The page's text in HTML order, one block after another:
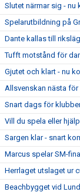
Slutet närmar sig - nu
Spelarutbildning på
Dante kallas till
Tufft motstånd för
Gjutet och klart - nu
Allsvenskan nästa för
Snart dags för
Vill du spela eller
Sargen klar - snart
Marcus spelar SM-
Herrlaget utslaget ur
Beachbygget vid